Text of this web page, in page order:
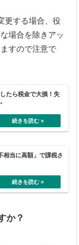
更する場合、役
場合を除きアッ
すので注意で
たら税金で大損！失
相当に高額」で課税さ
か？